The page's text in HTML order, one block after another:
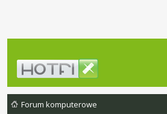
Forum komputerowe